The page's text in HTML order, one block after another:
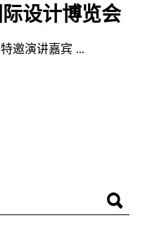
设计博览会
邀演讲嘉宾